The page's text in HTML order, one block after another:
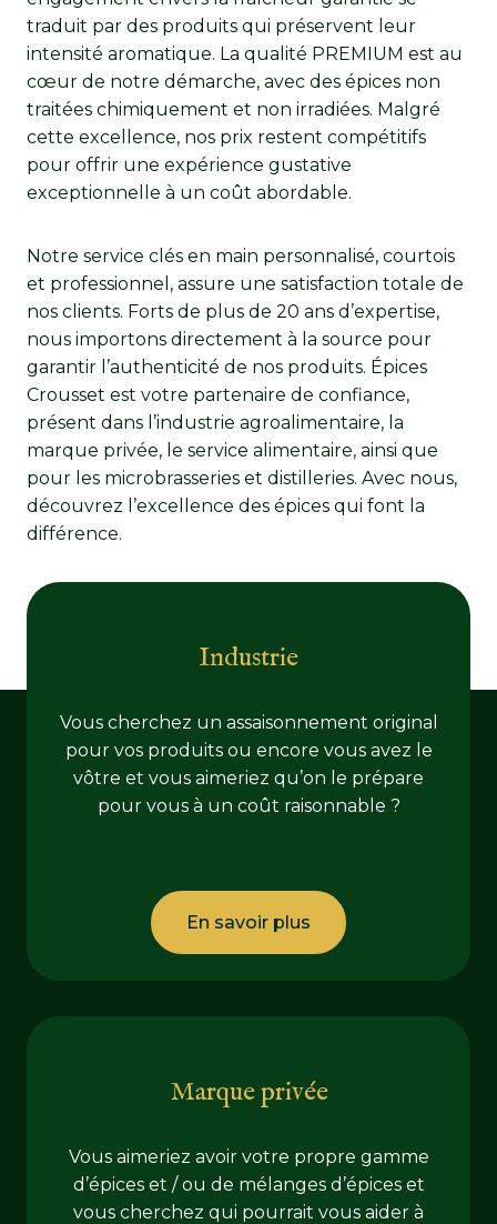
traduit par des produits qui préservent leur
intensité aromatique. La qualité PREMIUM est au
cœur de notre démarche, avec des épices non
traitées chimiquement et non irradiées. Malgré
cette excellence, nos prix restent compétitifs
pour offrir une expérience gustative
exceptionnelle à un coût abordable.
Notre service clés en main personnalisé, courtois
et professionnel, assure une satisfaction totale de
nos clients. Forts de plus de 20 ans d’expertise,
nous importons directement à la source pour
garantir l’authenticité de nos produits. Épices
Crousset est votre partenaire de confiance,
présent dans l’industrie agroalimentaire, la
marque privée, le service alimentaire, ainsi que
pour les microbrasseries et distilleries. Avec nous,
découvrez l’excellence des épices qui font la
différence.
Industrie
Vous cherchez un assaisonnement original
pour vos produits ou encore vous avez le
vôtre et vous aimeriez qu’on le prépare
pour vous à un coût raisonnable ?
En savoir plus
Marque privée
Vous aimeriez avoir votre propre gamme
d’épices et / ou de mélanges d’épices et
vous cherchez qui pourrait vous aider à